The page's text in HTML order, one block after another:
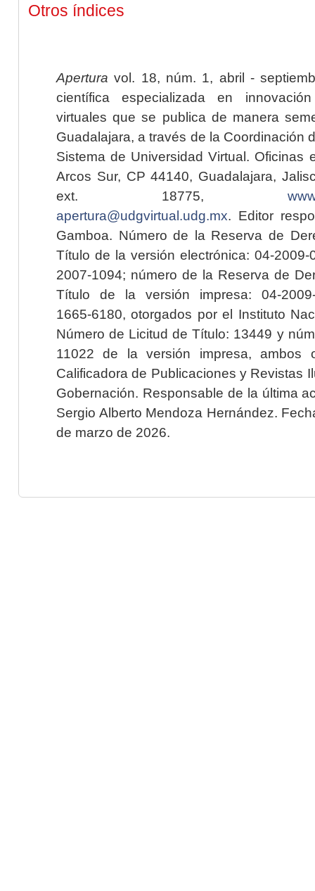
Otros índices
Apertura vol. 18, núm. 1, abril -
científica especializada en
virtuales que se publica de manera
Guadalajara, a través de la Coordinación
Sistema de Universidad Virtual. Oficinas
Arcos Sur, CP 44140, Guadalajara,
ext. 18775,
apertura@udgvirtual.udg.mx. Editor
Gamboa. Número de la Reserva de
Título de la versión electrónica: 04-2009-
2007-1094; número de la Reserva de
Título de la versión impresa: 04-2009-
1665-6180, otorgados por el Instituto
Número de Licitud de Título: 13449 y
11022 de la versión impresa, ambos
Calificadora de Publicaciones y Revistas
Gobernación. Responsable de la última
Sergio Alberto Mendoza Hernández.
de marzo de 2026.